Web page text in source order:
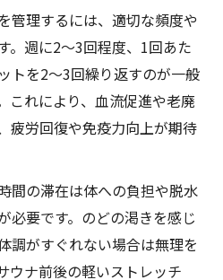
管理するには、適切な頻度や
。週に2〜3回程度、1回あた
トを2〜3回繰り返すのが一般
これにより、血流促進や老廃
疲労回復や免疫力向上が期待
間の滞在は体への負担や脱水
必要です。のどの渇きを感じ
調がすぐれない場合は無理を
ウナ前後の軽いストレッチ